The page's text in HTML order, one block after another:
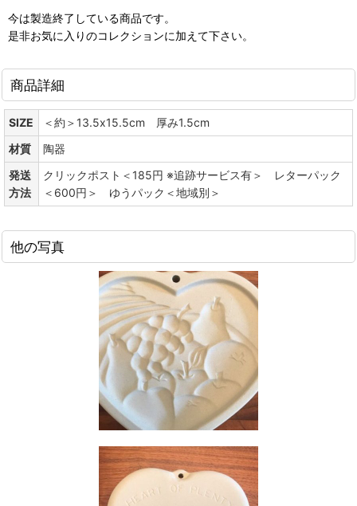
今は製造終了している商品です。
是非お気に入りのコレクションに加えて下さい。
商品詳細
SIZE
＜約＞13.5x15.5cm 厚み1.5cm
材質
陶器
発送
方法
クリックポスト＜185円 ※追跡サービス有＞ レターパック
＜600円＞ ゆうパック＜地域別＞
他の写真